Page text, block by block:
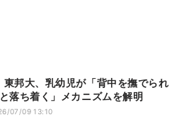
落ち着く」メカニズムを解明
07/09 13:10